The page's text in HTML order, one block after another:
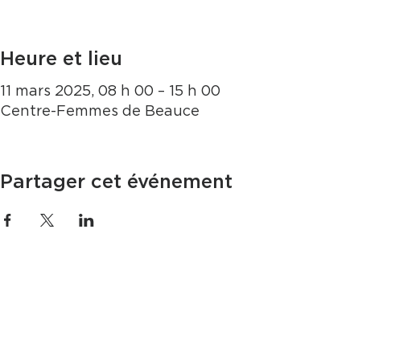
Heure et lieu
11 mars 2025, 08 h 00 – 15 h 00
Centre-Femmes de Beauce
Partager cet événement